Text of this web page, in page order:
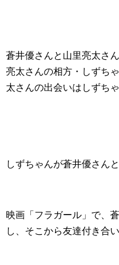
蒼井優さんと山里亮太さ
亮太さんの相方・しずち
太さんの出会いはしずち
しずちゃんが蒼井優さん
映画「フラガール」で、
し、そこから友達付き合